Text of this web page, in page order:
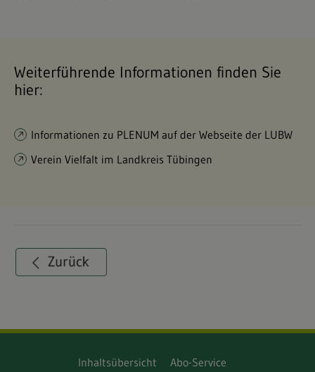
Weiterführende Informationen finden Sie
hier:
Informationen zu PLENUM auf der Webseite der LUBW
Verein Vielfalt im Landkreis Tübingen
Inhaltsübersicht
Abo-Service